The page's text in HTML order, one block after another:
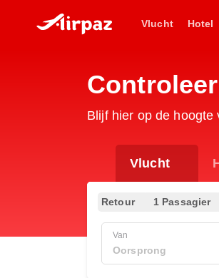
Vlucht Hotel
Blijf hier op de
Vlucht
Retour 1 Passagier
Van